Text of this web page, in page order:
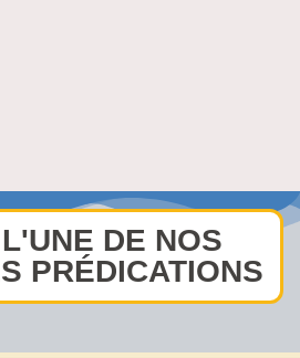
DE NOS
PRÉDICATIONS